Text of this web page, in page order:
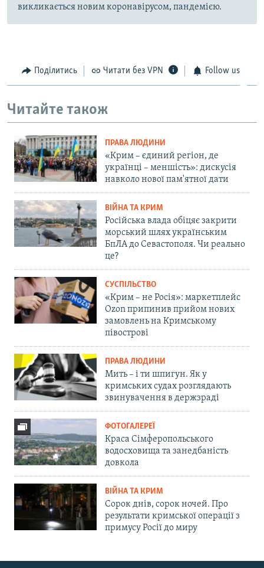
викликається новим коронавірусом, пандемією.
Поділитись Читати без VPN Follow us
Читайте також
ПРАВА ЛЮДИНИ
«Крим – єдиний регіон, де
українці – меншість»: дискусія
навколо нової пам'ятної дати
ВІЙНА ТА КРИМ
Російська влада обіцяє закрити
морський шлях українським
БпЛА до Севастополя. Чи реально
це?
СУСПІЛЬСТВО
«Крим – не Росія»: маркетплейс
Ozon припинив прийом нових
замовлень на Кримському
півострові
ПРАВА ЛЮДИНИ
Мить – і ти шпигун. Як у
кримських судах розглядають
звинувачення в держзраді
ФОТОГАЛЕРЕЇ
Краса Сімферопольського
водосховища та занедбаність
довкола
ВІЙНА ТА КРИМ
Сорок днів, сорок ночей. Про
результати кримської операції з
примусу Росії до миру